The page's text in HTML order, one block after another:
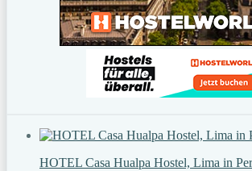
HOTEL Casa Hualpa Hostel, Lima in